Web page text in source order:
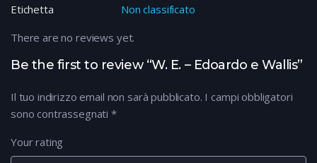
Etichetta
Non classificato
Be the first to review “W. E. – Edoardo e Wallis”
Il tuo indirizzo email non sarà pubblicato. I campi obbligatori
sono contrassegnati *
Your rating
There are no reviews yet.